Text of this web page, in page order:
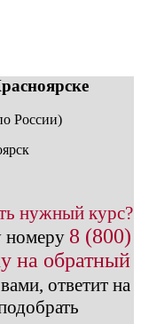
России)
нужный курс?
номеру 8 (800)
на обратный
ответит на